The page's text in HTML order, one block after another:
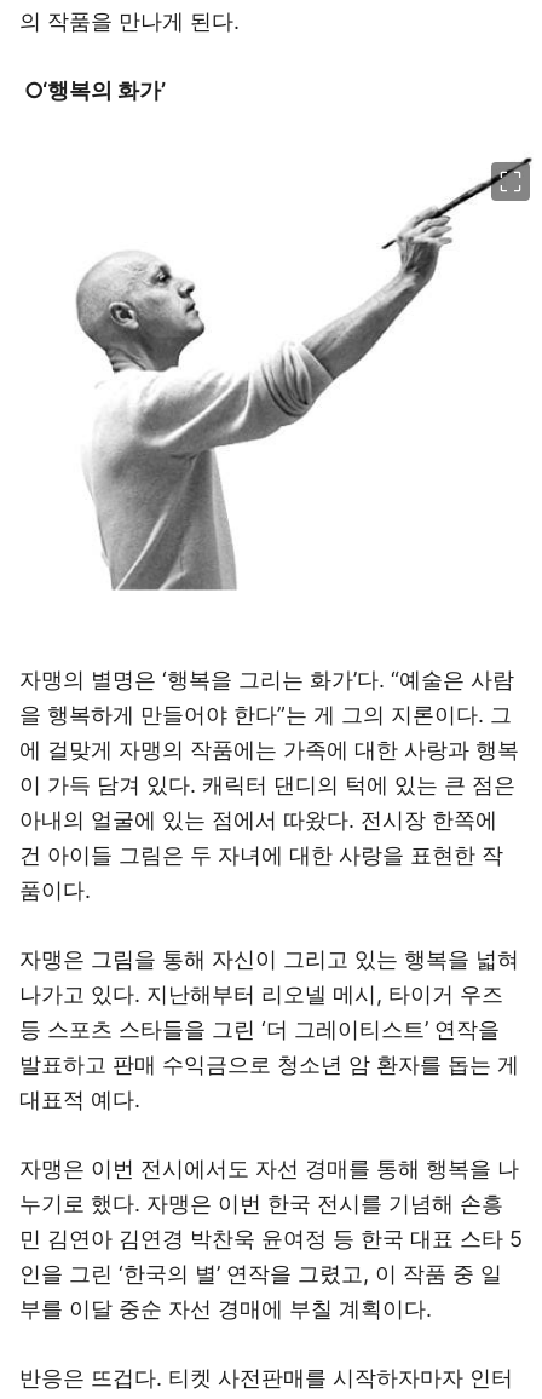
의 작품을 만나게 된다.
○‘행복의 화가’
자맹의 별명은 ‘행복을 그리는 화가’다. “예술은 사람
을 행복하게 만들어야 한다”는 게 그의 지론이다. 그
에 걸맞게 자맹의 작품에는 가족에 대한 사랑과 행복
이 가득 담겨 있다. 캐릭터 댄디의 턱에 있는 큰 점은
아내의 얼굴에 있는 점에서 따왔다. 전시장 한쪽에
건 아이들 그림은 두 자녀에 대한 사랑을 표현한 작
품이다.
자맹은 그림을 통해 자신이 그리고 있는 행복을 넓혀
나가고 있다. 지난해부터 리오넬 메시, 타이거 우즈
등 스포츠 스타들을 그린 ‘더 그레이티스트’ 연작을
발표하고 판매 수익금으로 청소년 암 환자를 돕는 게
대표적 예다.
자맹은 이번 전시에서도 자선 경매를 통해 행복을 나
누기로 했다. 자맹은 이번 한국 전시를 기념해 손흥
민 김연아 김연경 박찬욱 윤여정 등 한국 대표 스타 5
인을 그린 ‘한국의 별’ 연작을 그렸고, 이 작품 중 일
부를 이달 중순 자선 경매에 부칠 계획이다.
반응은 뜨겁다. 티켓 사전판매를 시작하자마자 인터